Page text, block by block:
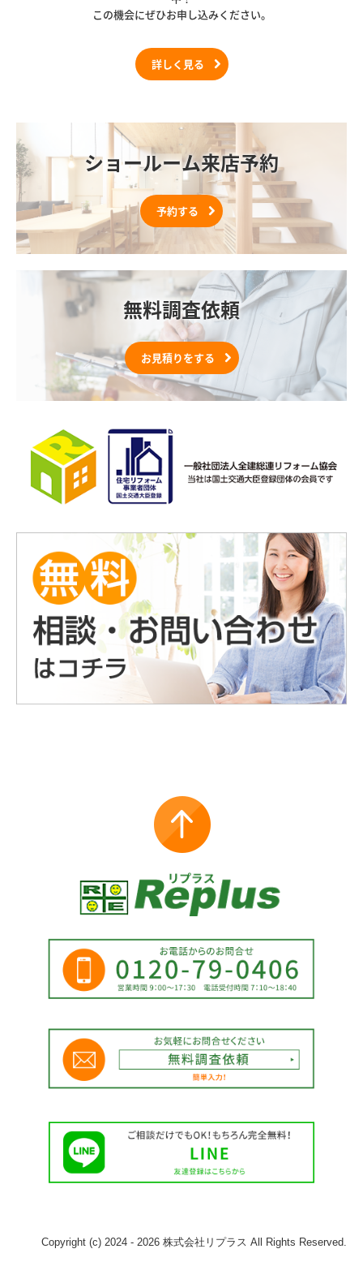
この機会にぜひお申し込みください。
詳しく見る
ショールーム来店予約
予約する
無料調査依頼
お見積りをする
Copyright (c) 2024 - 2026 株式会社リプラス All Rights Reserved.